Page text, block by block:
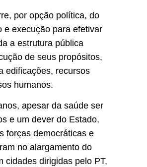
por opção política, do
e execução para efetivar
a estrutura pública
de seus propósitos,
edificações, recursos
humanos.
apesar da saúde ser
e um dever do Estado,
forças democráticas e
no alargamento do
cidades dirigidas pelo PT,